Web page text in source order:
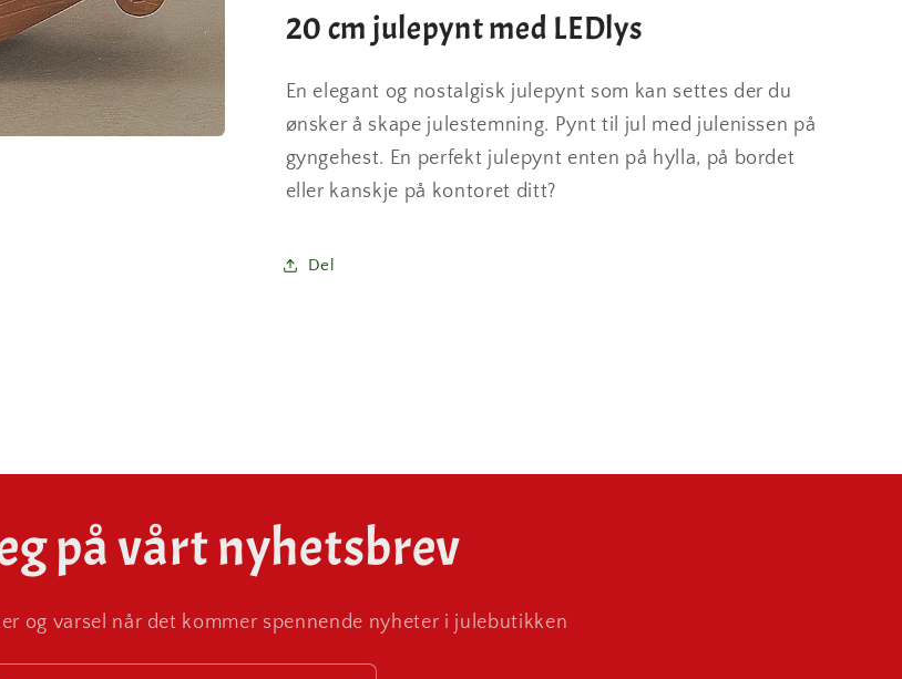
20 cm julepynt med LEDlys
En elegant og nostalgisk julepynt som kan settes der du
ønsker å skape julestemning. Pynt til jul med julenissen på
gyngehest. En perfekt julepynt enten på hylla, på bordet
eller kanskje på kontoret ditt?
Del
på vårt nyhetsbrev
og varsel når det kommer spennende nyheter i julebutikken